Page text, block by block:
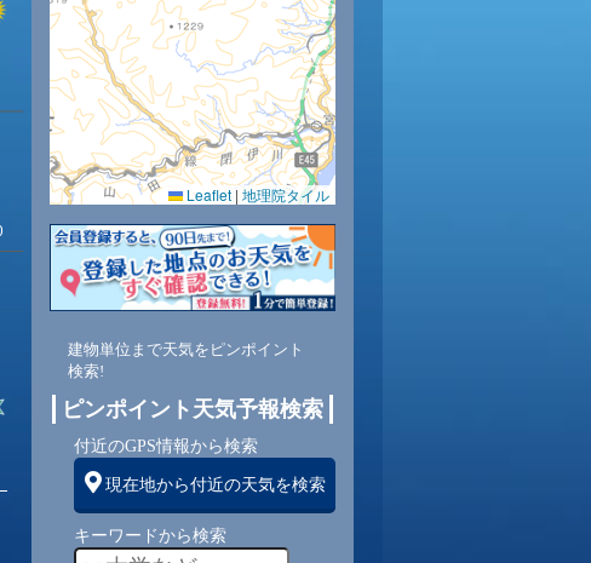
30 28 27 26
95 97 97
東 東 西 南西
1 1 1 0
Leaflet | 地理院タイル
建物単位まで天気をピンポイント
検索!
ピンポイント天気予報検索
付近のGPS情報から検索
現在地から付近の天気を検索
キーワードから検索